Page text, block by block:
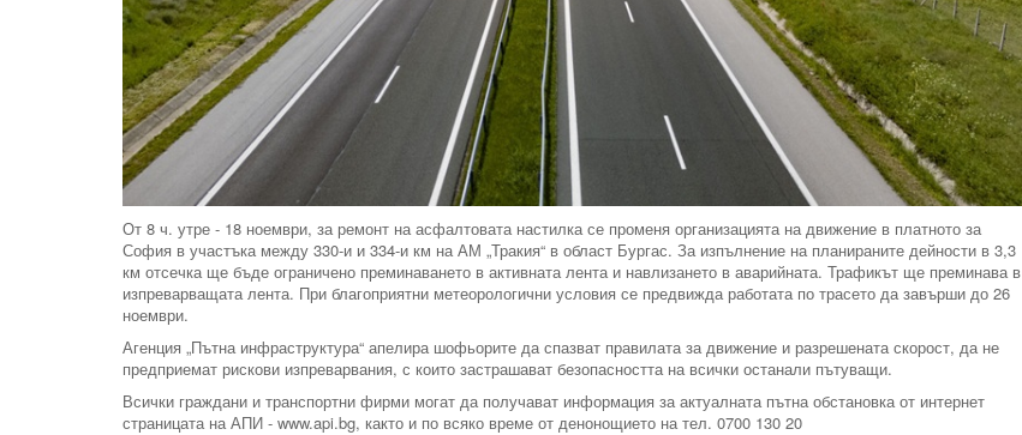
От 8 ч. утре - 18 ноември, за ремонт на асфалтовата настилка се променя организацията на движение в платното за
София в участъка между 330-и и 334-и км на АМ „Тракия“ в област Бургас. За изпълнение на планираните дейности в 3,3
км отсечка ще бъде ограничено преминаването в активната лента и навлизането в аварийната. Трафикът ще преминава в
изпреварващата лента. При благоприятни метеорологични условия се предвижда работата по трасето да завърши до 26
ноември.
Агенция „Пътна инфраструктура“ апелира шофьорите да спазват правилата за движение и разрешената скорост, да не
предприемат рискови изпреварвания, с които застрашават безопасността на всички останали пътуващи.
Всички граждани и транспортни фирми могат да получават информация за актуалната пътна обстановка от интернет
страницата на АПИ - www.api.bg, както и по всяко време от денонощието на тел. 0700 130 20